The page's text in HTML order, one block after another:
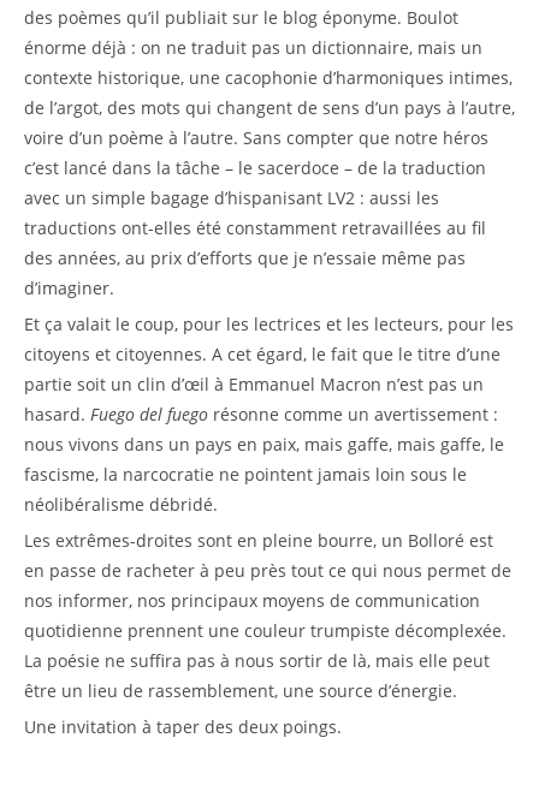
des poèmes qu’il publiait sur le blog éponyme. Boulot
énorme déjà : on ne traduit pas un dictionnaire, mais un
contexte historique, une cacophonie d’harmoniques intimes,
de l’argot, des mots qui changent de sens d’un pays à l’autre,
voire d’un poème à l’autre. Sans compter que notre héros
c’est lancé dans la tâche – le sacerdoce – de la traduction
avec un simple bagage d’hispanisant LV2 : aussi les
traductions ont-elles été constamment retravaillées au fil
des années, au prix d’efforts que je n’essaie même pas
d’imaginer.
Et ça valait le coup, pour les lectrices et les lecteurs, pour les
citoyens et citoyennes. A cet égard, le fait que le titre d’une
partie soit un clin d’œil à Emmanuel Macron n’est pas un
hasard. Fuego del fuego résonne comme un avertissement :
nous vivons dans un pays en paix, mais gaffe, mais gaffe, le
fascisme, la narcocratie ne pointent jamais loin sous le
néolibéralisme débridé.
Les extrêmes-droites sont en pleine bourre, un Bolloré est
en passe de racheter à peu près tout ce qui nous permet de
nos informer, nos principaux moyens de communication
quotidienne prennent une couleur trumpiste décomplexée.
La poésie ne suffira pas à nous sortir de là, mais elle peut
être un lieu de rassemblement, une source d’énergie.
Une invitation à taper des deux poings.